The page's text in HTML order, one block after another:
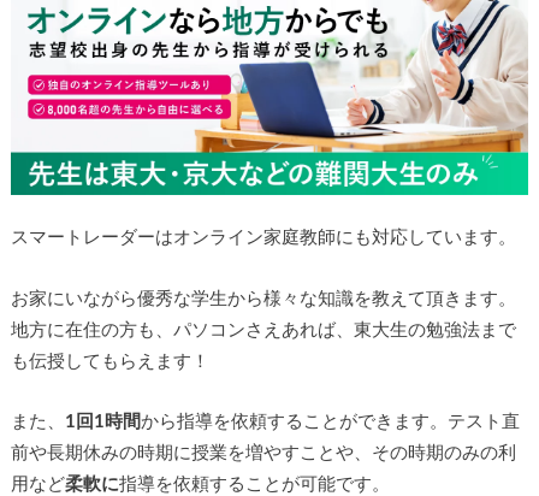
スマートレーダーはオンライン家庭教師にも対応しています。
お家にいながら優秀な学生から様々な知識を教えて頂きます。
地方に在住の方も、パソコンさえあれば、東大生の勉強法まで
も伝授してもらえます！
また、 1回1時間から指導を依頼することができます。テスト直
前や長期休みの時期に授業を増やすことや、その時期のみの利
用など柔軟に指導を依頼することが可能です。